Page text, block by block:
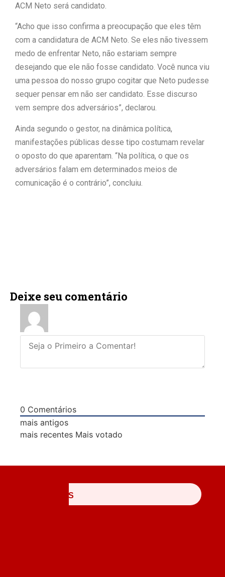
ACM Neto será candidato.
“Acho que isso confirma a preocupação que eles têm
com a candidatura de ACM Neto. Se eles não tivessem
medo de enfrentar Neto, não estariam sempre
desejando que ele não fosse candidato. Você nunca viu
uma pessoa do nosso grupo cogitar que Neto pudesse
sequer pensar em não ser candidato. Esse discurso
vem sempre dos adversários”, declarou.
Ainda segundo o gestor, na dinâmica política,
manifestações públicas desse tipo costumam revelar
o oposto do que aparentam. “Na política, o que os
adversários falam em determinados meios de
comunicação é o contrário”, concluiu.
Deixe seu comentário
0 Comentários
mais antigos
mais recentes Mais votado
ÚLTIMAS